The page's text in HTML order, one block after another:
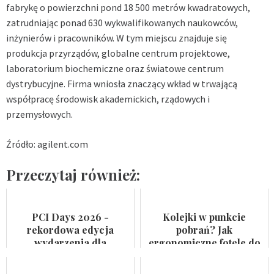
fabrykę o powierzchni pond 18 500 metrów kwadratowych,
zatrudniając ponad 630 wykwalifikowanych naukowców,
inżynierów i pracowników. W tym miejscu znajduje się
produkcja przyrządów, globalne centrum projektowe,
laboratorium biochemiczne oraz światowe centrum
dystrybucyjne. Firma wniosła znaczący wkład w trwającą
współpracę środowisk akademickich, rządowych i
przemysłowych.
Źródło: agilent.com
Przeczytaj również:
PCI Days 2026 -
rekordowa edycja
wydarzenia dla
Kolejki w punkcie
pobrań? Jak
ergonomiczne fotele do